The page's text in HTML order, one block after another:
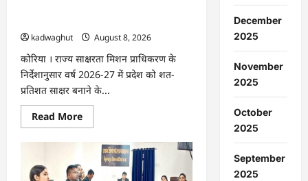
kadwaghut
August 8, 2026
कोरिया । राज्य साक्षरता मिशन प्राधिकरण के
निर्देशानुसार वर्ष 2026-27 में प्रदेश को शत-
प्रतिशत साक्षर बनाने के...
Read MoreRead
more
CG
अगस्त
December
2025
November
2025
October
2025
September
2025